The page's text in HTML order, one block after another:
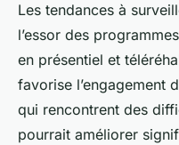
Les tendances à
l’essor des
en présentiel et
favorise l’engagement
qui rencontrent des
pourrait améliorer